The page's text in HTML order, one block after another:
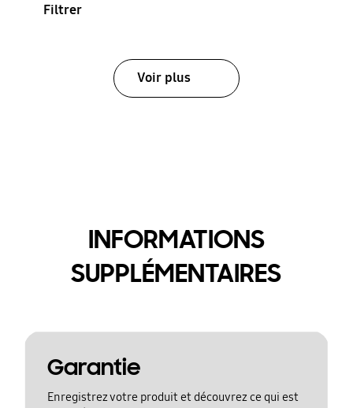
Filtrer
Voir plus
INFORMATIONS
SUPPLÉMENTAIRES
Garantie
Enregistrez votre produit et découvrez ce qui est